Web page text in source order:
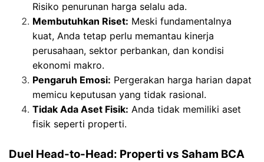
Risiko penurunan harga selalu ada.
Membutuhkan Riset: Meski fundamentalnya
kuat, Anda tetap perlu memantau kinerja
perusahaan, sektor perbankan, dan kondisi
ekonomi makro.
Pengaruh Emosi: Pergerakan harga harian dapat
memicu keputusan yang tidak rasional.
Tidak Ada Aset Fisik: Anda tidak memiliki aset
fisik seperti properti.
Duel Head-to-Head: Properti vs Saham BCA